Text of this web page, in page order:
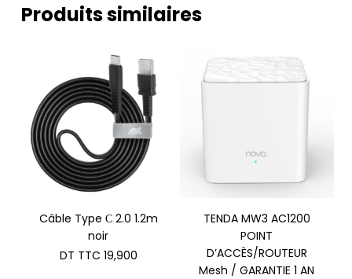
Produits similaires
Câble Type С 2.0 1.2m
noir
DT TTC 19,900
TENDA MW3 AC1200
POINT
D’ACCÈS/ROUTEUR
Mesh / GARANTIE 1 AN